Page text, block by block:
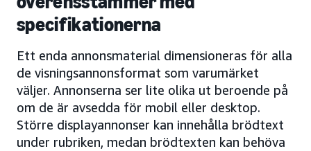
specifikationerna
Ett enda annonsmaterial dimensioneras för alla
de visningsannonsformat som varumärket
väljer. Annonserna ser lite olika ut beroende på
om de är avsedda för mobil eller desktop.
Större displayannonser kan innehålla brödtext
under rubriken, medan brödtexten kan behöva